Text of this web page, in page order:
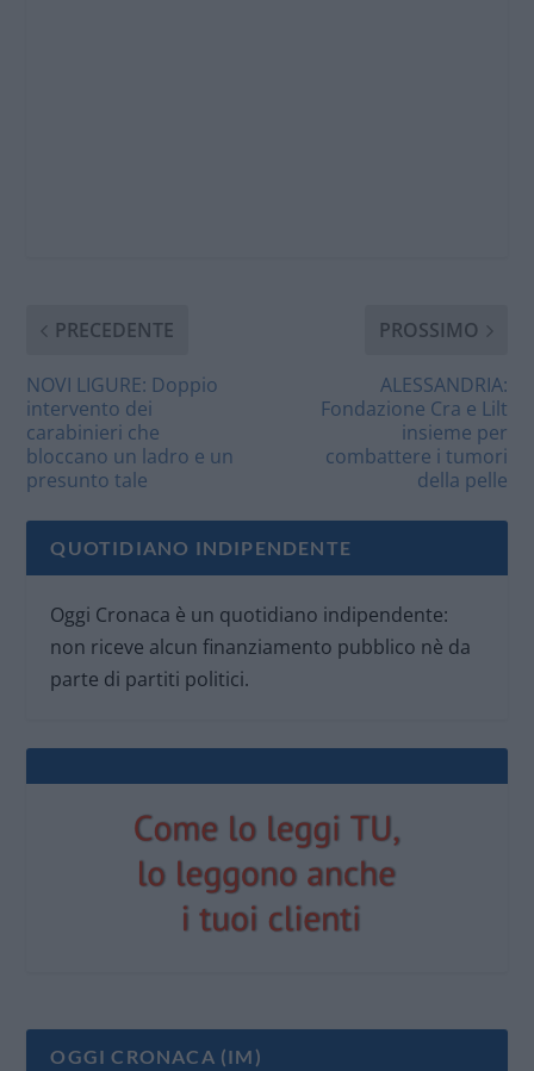
PRECEDENTE
NOVI LIGURE: Doppio
intervento dei
carabinieri che
bloccano un ladro e un
presunto tale
PROSSIMO
ALESSANDRIA:
Fondazione Cra e Lilt
insieme per
combattere i tumori
della pelle
QUOTIDIANO INDIPENDENTE
Oggi Cronaca è un quotidiano indipendente:
non riceve alcun finanziamento pubblico nè da
parte di partiti politici.
OGGI CRONACA (IM)